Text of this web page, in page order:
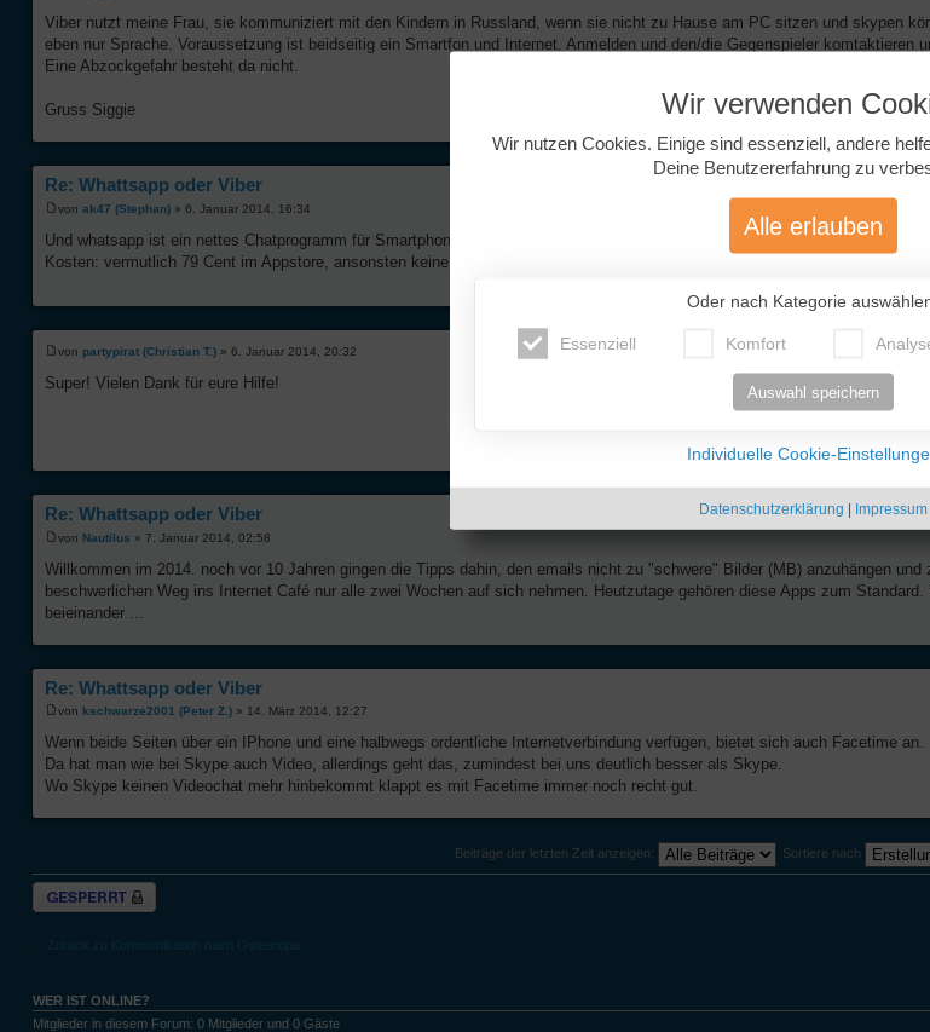
Viber nutzt meine Frau, sie kommuniziert mit den Kindern in Russland, wenn sie nicht zu Hause am PC sitzen und skypen
eben nur Sprache. Voraussetzung ist beidseitig ein Smartfon und Internet. Anmelden und den/die Gegenspieler komtaktieren
Eine Abzockgefahr besteht da nicht.
Gruss Siggie
Re: Whattsapp oder Viber
von ak47 (Stephan) » 6. Januar 2014, 16:34
Und whatsapp ist ein nettes Chatprogramm für Smartphones, ganz grob mit SMS vergleichbar, aber schneller, vielseitiger,
Kosten: vermutlich 79 Cent im Appstore, ansonsten keine Kosten (Internettarif brauchst du, klar).
von partypirat (Christian T.) » 6. Januar 2014, 20:32
Super! Vielen Dank für eure Hilfe!
Re: Whattsapp oder Viber
von Nautilus » 7. Januar 2014, 02:58
Willkommen im 2014. noch vor 10 Jahren gingen die Tipps dahin, den emails nicht zu "schwere" Bilder (MB) anzuhängen
beschwerlichen Weg ins Internet Café nur alle zwei Wochen auf sich nehmen. Heutzutage gehören diese Apps zum
beieinander ...
Re: Whattsapp oder Viber
von kschwarze2001 (Peter Z.) » 14. März 2014, 12:27
Wenn beide Seiten über ein IPhone und eine halbwegs ordentliche Internetverbindung verfügen, bietet sich auch Facetime an.
Da hat man wie bei Skype auch Video, allerdings geht das, zumindest bei uns deutlich besser als Skype.
Wo Skype keinen Videochat mehr hinbekommt klappt es mit Facetime immer noch recht gut.
Beiträge der letzten Zeit anzeigen: Sortiere nach
Thema gesperrt
Zurück zu Kommunikation nach Osteuropa
WER IST ONLINE?
Mitglieder in diesem Forum: 0 Mitglieder und 0 Gäste
Wir verwenden
Wir nutzen Cookies. Einige sind essenziell, andere
Deine Benutzererfahrung zu
Alle erlauben
Oder nach Kategorie
Essenziell Komfort
Auswahl speichern
Individuelle Cookie-
Datenschutzerklärung | Impressum